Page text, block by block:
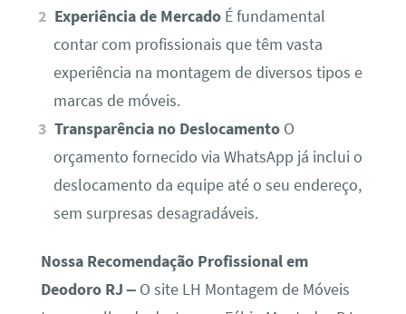
Experiência de Mercado É fundamental
contar com profissionais que têm vasta
experiência na montagem de diversos tipos e
marcas de móveis.
Transparência no Deslocamento O
orçamento fornecido via WhatsApp já inclui o
deslocamento da equipe até o seu endereço,
sem surpresas desagradáveis.
Nossa Recomendação Profissional em
Deodoro RJ –O site LH Montagem de Móveis